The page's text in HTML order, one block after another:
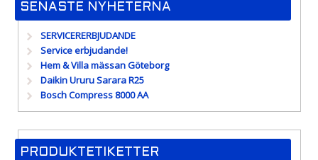
SENASTE NYHETERNA
SERVICERERBJUDANDE
Service erbjudande!
Hem & Villa mässan Göteborg
Daikin Ururu Sarara R25
Bosch Compress 8000 AA
PRODUKTETIKETTER